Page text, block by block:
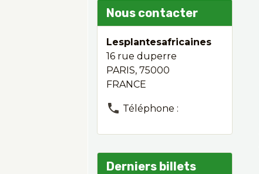
Nous contacter
Lesplantesafricaines
16 rue duperre
PARIS, 75000
FRANCE
Téléphone :
Derniers billets